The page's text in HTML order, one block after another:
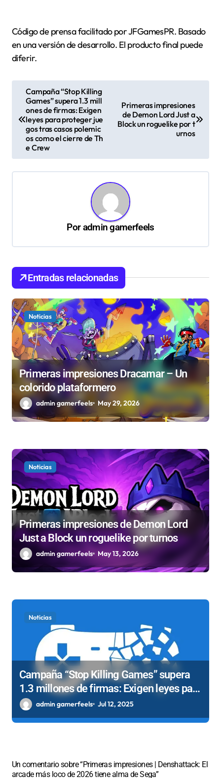
Código de prensa facilitado por JFGamesPR. Basado
en una versión de desarrollo. El producto final puede
diferir.
a
d
e
e
n
t
r
a
d
a
s
Campaña “Stop Killing
Games” supera 1.3 mill
ones de firmas: Exigen
leyes para proteger jue
gos tras casos polemic
os como el cierre de Th
e Crew
Primeras impresiones
de Demon Lord Just a
Block un roguelike por t
urnos
Poradmin gamerfeels
Entradas relacionadas
Noticias
Primeras impresiones Dracamar – Un
colorido plataformero
admin gamerfeels May 29, 2026
Noticias
Primeras impresiones de Demon Lord
Just a Block un roguelike por turnos
admin gamerfeels May 13, 2026
Noticias
Campaña “Stop Killing Games” supera
1.3 millones de firmas: Exigen leyes para
proteger juegos tras casos polemicos
como el cierre de The Crew
admin gamerfeels Jul 12, 2025
Un comentario sobre “Primeras impresiones | Denshattack: El
arcade más loco de 2026 tiene alma de Sega”